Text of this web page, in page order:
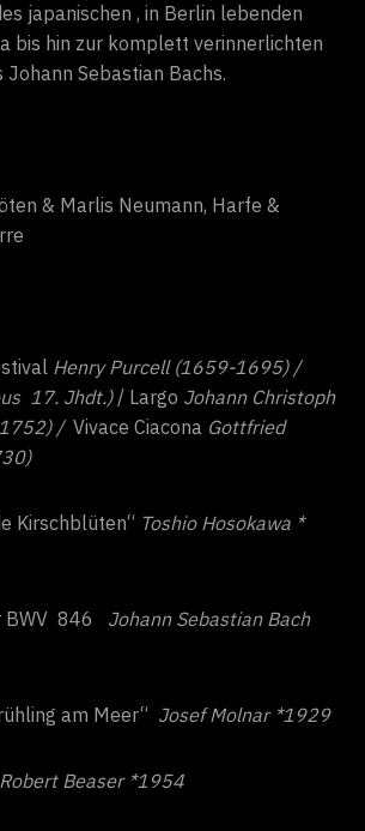
japanischen , in Berlin lebenden
bis hin zur komplett verinnerlichten
Johann Sebastian Bachs.
& Marlis Neumann, Harfe &
Henry Purcell (1659-1695) /
17. Jhdt.)/ Largo Johann Christoph
/ Vivace Ciacona Gottfried
Kirschblüten“ Toshio Hosokawa *
BWV 846 Johann Sebastian Bach
am Meer“ Josef Molnar *1929
Robert Beaser *1954